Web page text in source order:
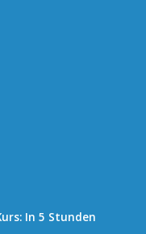
In 5 Stunden